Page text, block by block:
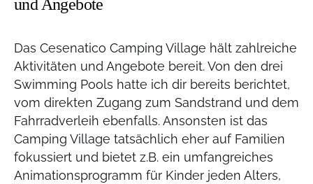
und Angebote
Das Cesenatico Camping Village hält zahlreiche
Aktivitäten und Angebote bereit. Von den drei
Swimming Pools hatte ich dir bereits berichtet,
vom direkten Zugang zum Sandstrand und dem
Fahrradverleih ebenfalls. Ansonsten ist das
Camping Village tatsächlich eher auf Familien
fokussiert und bietet z.B. ein umfangreiches
Animationsprogramm für Kinder jeden Alters,